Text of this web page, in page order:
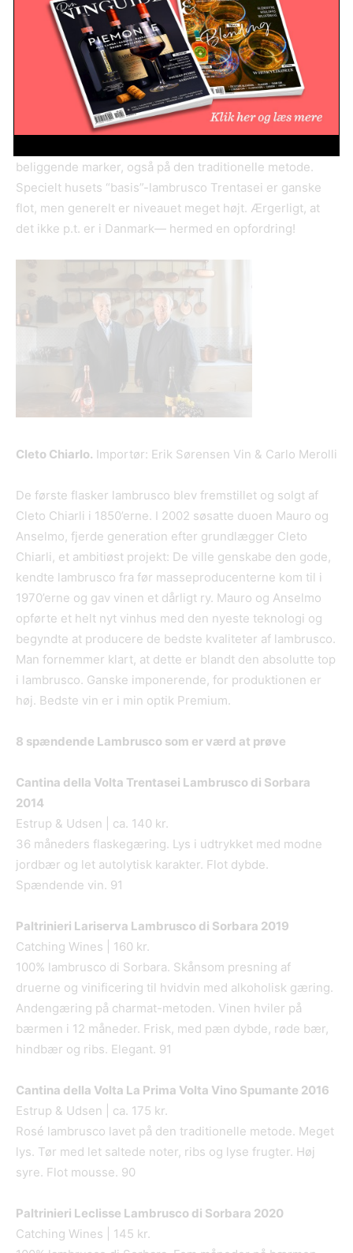
Cantina della Volta blev grundlagt af Christian Bellei på
sin families vingård fra 1920’erne. Huset ligger i det
klassiske lambrusco-område i byen Bomporto. Christian
har altid haft en kærlighed til champagne, så han valgte
fra starten af, at alle vine skal laves på den klassiske
metode med andengæring i flasken. Huset laver også en
beliggende marker, også på den traditionelle metode.
Specielt husets “basis”-lambrusco Trentasei er ganske
flot, men generelt er niveauet meget højt. Ærgerligt, at
det ikke p.t. er i Danmark— hermed en opfordring!
Cleto Chiarlo. Importør: Erik Sørensen Vin & Carlo Merolli
De første flasker lambrusco blev fremstillet og solgt af
Cleto Chiarli i 1850’erne. I 2002 søsatte duoen Mauro og
Anselmo, fjerde generation efter grundlægger Cleto
Chiarli, et ambitiøst projekt: De ville genskabe den gode,
kendte lambrusco fra før masseproducenterne kom til i
1970’erne og gav vinen et dårligt ry. Mauro og Anselmo
opførte et helt nyt vinhus med den nyeste teknologi og
begyndte at producere de bedste kvaliteter af lambrusco.
Man fornemmer klart, at dette er blandt den absolutte top
i lambrusco. Ganske imponerende, for produktionen er
høj. Bedste vin er i min optik Premium.
8 spændende Lambrusco som er værd at prøve
Cantina della Volta Trentasei Lambrusco di Sorbara
2014
Estrup & Udsen | ca. 140 kr.
36 måneders flaskegæring. Lys i udtrykket med modne
jordbær og let autolytisk karakter. Flot dybde.
Spændende vin. 91
Paltrinieri Lariserva Lambrusco di Sorbara 2019
Catching Wines | 160 kr.
100% lambrusco di Sorbara. Skånsom presning af
druerne og vinificering til hvidvin med alkoholisk gæring.
Andengæring på charmat-metoden. Vinen hviler på
bærmen i 12 måneder. Frisk, med pæn dybde, røde bær,
hindbær og ribs. Elegant. 91
Cantina della Volta La Prima Volta Vino Spumante 2016
Estrup & Udsen | ca. 175 kr.
Rosé lambrusco lavet på den traditionelle metode. Meget
lys. Tør med let saltede noter, ribs og lyse frugter. Høj
syre. Flot mousse. 90
Paltrinieri Leclisse Lambrusco di Sorbara 2020
Catching Wines | 145 kr.